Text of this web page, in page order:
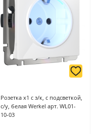
Розетка х1 с з/к, с подсветкой,
с/у, белая Werkel арт. WL01-
10-03